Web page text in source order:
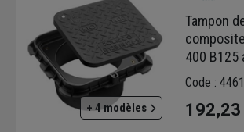
+ 4 modèles
Tampon
400 B125
Code :
192,23